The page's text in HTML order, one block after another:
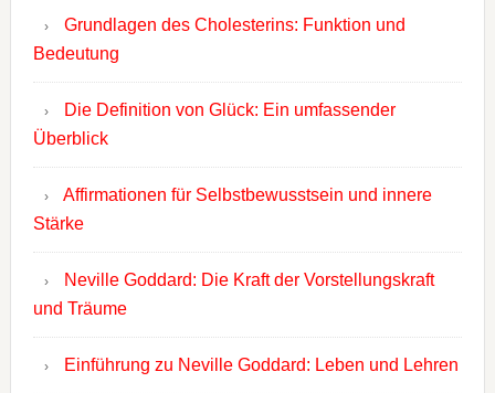
Grundlagen des Cholesterins: Funktion und
Bedeutung
Die Definition von Glück: Ein umfassender
Überblick
Affirmationen für Selbstbewusstsein und innere
Stärke
Neville Goddard: Die Kraft der Vorstellungskraft
und Träume
Einführung zu Neville Goddard: Leben und Lehren